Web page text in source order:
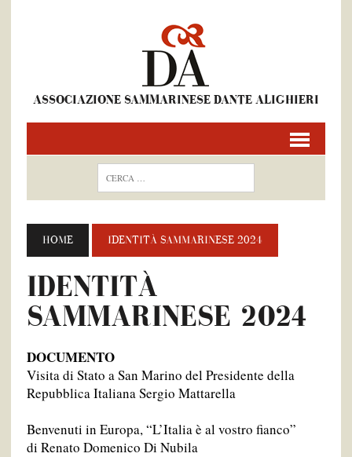
ASSOCIAZIONE SAMMARINESE DANTE ALIGHIERI
HOME IDENTITÀ SAMMARINESE 2024
IDENTITÀ
SAMMARINESE 2024
DOCUMENTO
Visita di Stato a San Marino del Presidente della
Repubblica Italiana Sergio Mattarella
Benvenuti in Europa, “L’Italia è al vostro fianco”
di Renato Domenico Di Nubila